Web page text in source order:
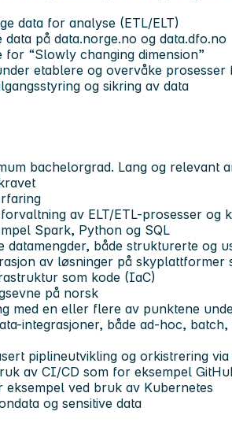
data for analyse (ETL/ELT)
på data.norge.no og data.dfo.no
“Slowly changing dimension”
etablere og overvåke prosesser
og sikring av data
bachelorgrad. Lang og relevant
av ELT/ETL-prosesser og
Spark, Python og SQL
datamengder, både strukturerte og
av løsninger på skyplattformer
som kode (IaC)
på norsk
med en eller flere av punktene
integrasjoner, både ad-hoc,
piplineutvikling og orkistrering via
av CI/CD som for eksempel
ved bruk av Kubernetes
og sensitive data